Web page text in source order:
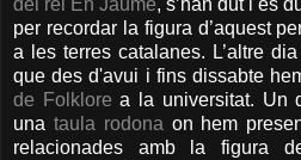
del rei En Jaume, s’han dut i es
per recordar la figura d’aquest
a les terres catalanes. L’altre dia
que des d'avui i fins dissabte
de Folklore a la universitat. Un
una taula rodonaon hem
relacionades amb la figura